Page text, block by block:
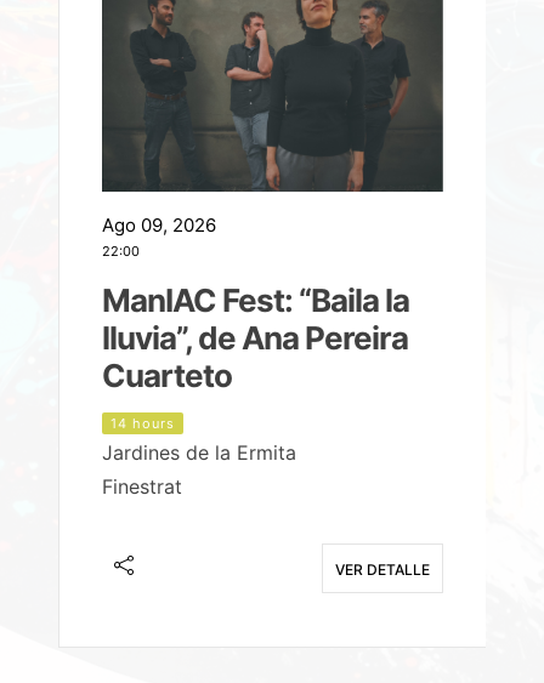
Ago 09, 2026
22:00
ManIAC Fest: “Baila la
lluvia”, de Ana Pereira
Cuarteto
14 hours
Jardines de la Ermita
Finestrat
VER DETALLE